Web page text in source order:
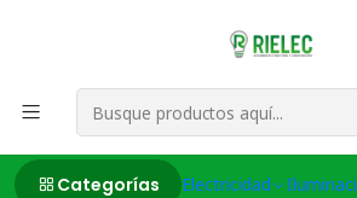
Categorías Electricidad